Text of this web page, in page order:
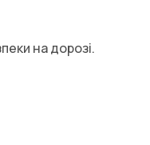
на дорозі.